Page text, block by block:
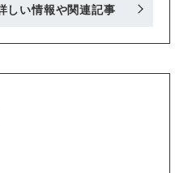
学部付属病院勤務、2018
かいない女性医師として
とどまらず、海外の学会
積み上げた確かな技術と
を得ている。 また、
と美容医療の情報をSNS
しい情報や関連記事